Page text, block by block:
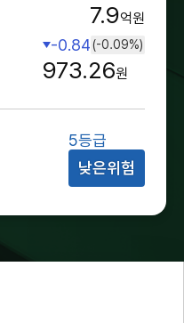
7.9억원
-0.84(-0.09%)
973.26원
5등급
낮은위험